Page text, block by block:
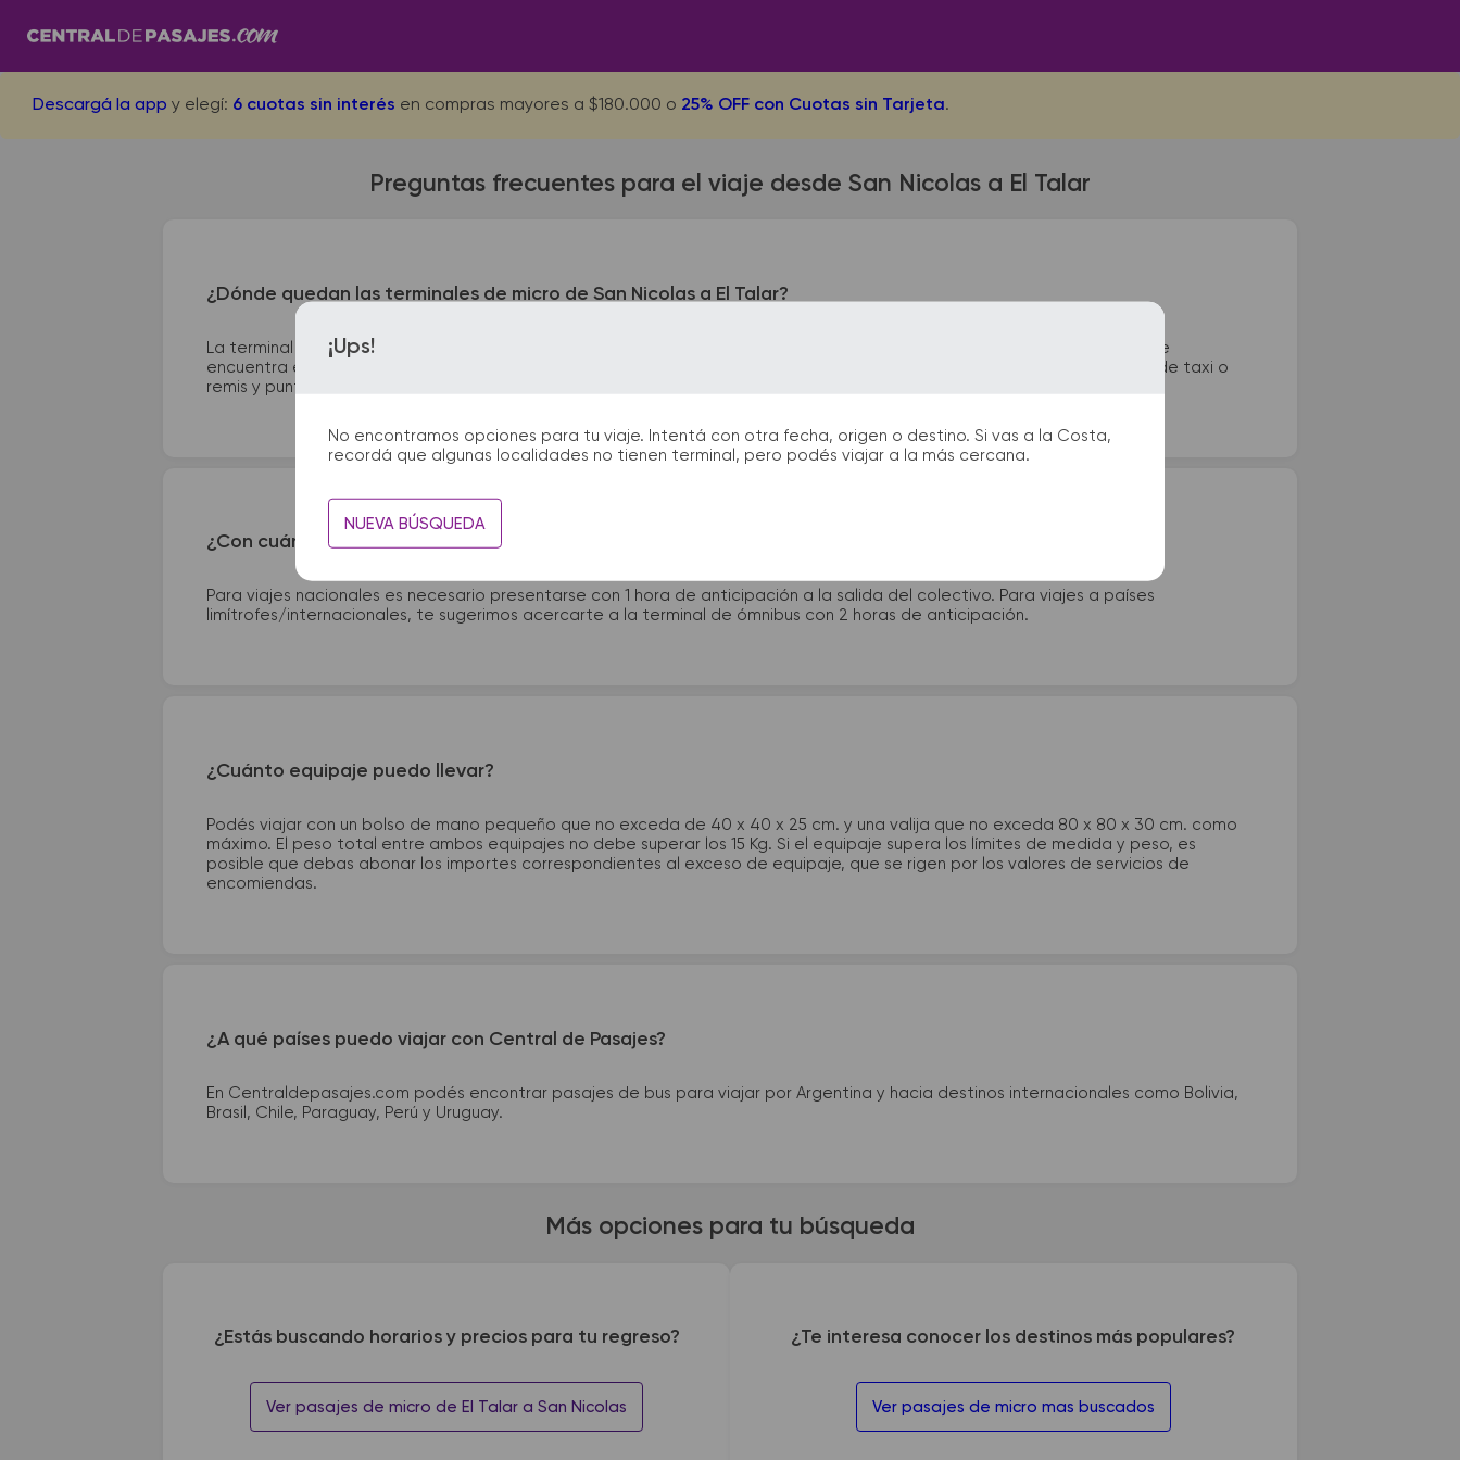
Descargá la app y elegí: 6 cuotas sin interés en compras mayores a $180.000 o 25% OFF con Cuotas sin Tarjeta.
¡Ups!
No encontramos opciones para tu viaje. Intentá con otra fecha, origen o destino. Si vas a la Costa,
recordá que algunas localidades no tienen terminal, pero podés viajar a la más cercana.
NUEVA BÚSQUEDA
Preguntas frecuentes para el viaje desde San Nicolas a El Talar
¿Dónde quedan las terminales de micro de San Nicolas a El Talar?
La terminal de ómnibus de San Nicolas queda ubicada en Terminal - Av. Morteo 55. La terminal de colectivos de El Talar se
encuentra en Hipólito Yrigoyen 2338 (Ex Ruta 197). En las terminales de bus podrás encontrar kioscos, sanitarios, paradas de taxi o
remis y puntos de información que te facilitarán la partida y el arribo durante tu viaje.
¿Con cuánta anticipación debo presentarme en la terminal de micros?
Para viajes nacionales es necesario presentarse con 1 hora de anticipación a la salida del colectivo. Para viajes a países
limítrofes/internacionales, te sugerimos acercarte a la terminal de ómnibus con 2 horas de anticipación.
¿Cuánto equipaje puedo llevar?
Podés viajar con un bolso de mano pequeño que no exceda de 40 x 40 x 25 cm. y una valija que no exceda 80 x 80 x 30 cm. como
máximo. El peso total entre ambos equipajes no debe superar los 15 Kg. Si el equipaje supera los límites de medida y peso, es
posible que debas abonar los importes correspondientes al exceso de equipaje, que se rigen por los valores de servicios de
encomiendas.
¿A qué países puedo viajar con Central de Pasajes?
En Centraldepasajes.com podés encontrar pasajes de bus para viajar por Argentina y hacia destinos internacionales como Bolivia,
Brasil, Chile, Paraguay, Perú y Uruguay.
Más opciones para tu búsqueda
¿Estás buscando horarios y precios para tu regreso?
Ver pasajes de micro de El Talar a San Nicolas
¿Te interesa conocer los destinos más populares?
Ver pasajes de micro mas buscados